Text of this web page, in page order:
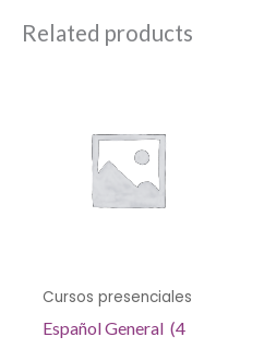
Related products
Cursos presenciales
Español General (4